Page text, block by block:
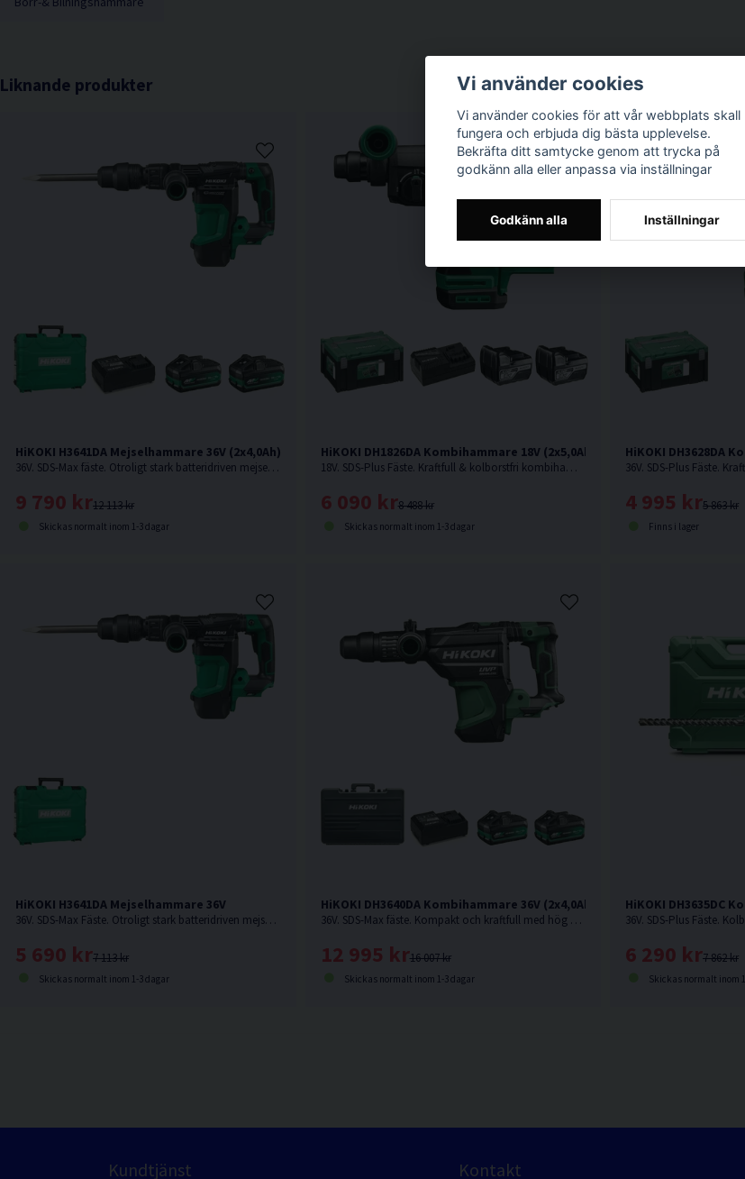
Liknande produkter
HiKOKI H3641DA Mejselhammare 36V (2x4,0Ah)
36V. SDS-Max fäste. Otroligt stark batteridriven mejselhammare från HiKOKI som kan jämnföras med en nätdriven. Levererar hela 10,0 Joule.
12 113 kr
9 790 kr
Skickas normalt inom 1-3 dagar
HiKOKI DH1826DA Kombihammare 18V (2x5,0Ah)
18V. SDS-Plus Fäste. Kraftfull & kolborstfri kombihammare med hög effekt och borr-/mejslingshastighet.
8 488 kr
6 090 kr
Skickas normalt inom 1-3 dagar
HiKOKI DH3628DA
5 863 kr
4 995 kr
Finns i lager
HiKOKI H3641DA Mejselhammare 36V
36V. SDS-Max Fäste. Otroligt stark batteridriven mejselhammare från HiKOKI som kan jämnföras med en nätdriven. Levererar hela 10,0 Joule. Levereras utan batteri & laddare.
7 113 kr
5 690 kr
Skickas normalt inom 1-3 dagar
HiKOKI DH3640DA Kombihammare 36V (2x4,0Ah)
36V. SDS-Max fäste. Kompakt och kraftfull med hög avverkning och snabb borrsjunkhastighet.
16 007 kr
12 995 kr
Skickas normalt inom 1-3 dagar
HiKOKI DH3635DC
7 862 kr
6 290 kr
Skickas normalt inom
Kundtjänst Kontakt
Vi använder cookies
Vi använder cookies för att vår webbplats skall
fungera och erbjuda dig bästa upplevelse.
Bekräfta ditt samtycke genom att trycka på
godkänn alla eller anpassa via inställningar
Godkänn alla Inställningar